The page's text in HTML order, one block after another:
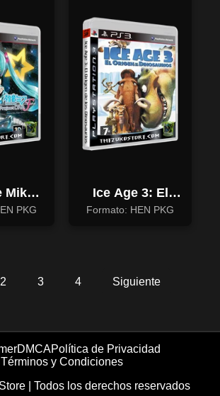
Miku
F
PKG
Ice Age 3: El
Origen de los
Formato: HEN PKG
2 3 4 Siguiente
DMCAPolítica de Privacidad
Términos y Condiciones
| Todos los derechos reservados